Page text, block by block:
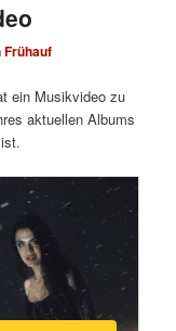
Frühauf
ein Musikvideo zu
aktuellen Albums